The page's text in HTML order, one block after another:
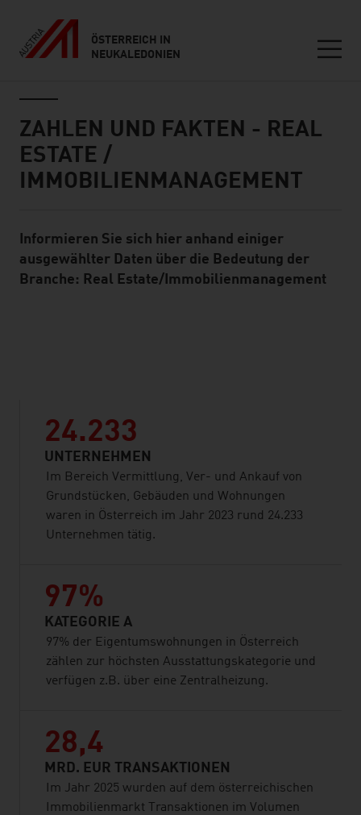
ÖSTERREICH IN
NEUKALEDONIEN
ZAHLEN UND FAKTEN - REAL
ESTATE /
IMMOBILIENMANAGEMENT
Standard Content Module
Informieren Sie sich hier anhand einiger
ausgewählter Daten über die Bedeutung der
Branche: Real Estate/Immobilienmanagement
24.233
UNTERNEHMEN
Im Bereich Vermittlung, Ver- und Ankauf von
Grundstücken, Gebäuden und Wohnungen
waren in Österreich im Jahr 2023 rund 24.233
Unternehmen tätig.
97%
KATEGORIE A
97% der Eigentumswohnungen in Österreich
zählen zur höchsten Ausstattungskategorie und
verfügen z.B. über eine Zentralheizung.
28,4
MRD. EUR TRANSAKTIONEN
Im Jahr 2025 wurden auf dem österreichischen
Immobilienmarkt Transaktionen im Volumen